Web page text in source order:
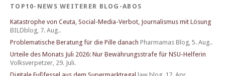
TOP10-NEWS WEITERER BLOG-ABOS
Katastrophe von Ceuta, Social-Media-Verbot, Journalismus mit Lösung
BILDblog 7. Aug..
Problematische Beratung für die Pille danach Pharmamas Blog 5. Aug..
Urteile des Monats Juli 2026: Nur Bewährungsstrafe für NSU-Helferin
Volksverpetzer 29. Juli.